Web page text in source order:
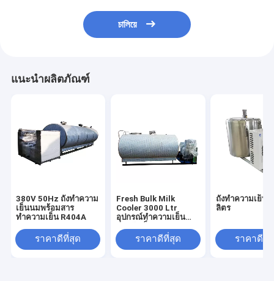
চালিয়ে
แนะนำผลิตภัณฑ์
380V 50Hz ถังทำความ
เย็นนมพร้อมสาร
ทำความเย็น R404A
ราคาดีที่สุด
Fresh Bulk Milk
Cooler 3000 Ltr
อุปกรณ์ทำความเย็น
ราคาดีที่สุด
ถังทำความเย็น
ลิตร
ราคาดีที่